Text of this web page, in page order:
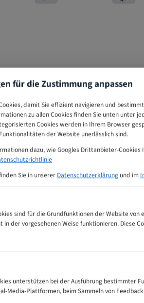
Tabelle
für die Zustimmung anpassen
damit Sie effizient navigieren und
zu allen Cookies finden Sie unten unter
Cookies werden in Ihrem Browser
der Website unerlässlich sind.
dazu, wie Googles Drittanbieter-
Sie in unserer Datenschutzerklärung und im
sind für die Grundfunktionen der Website von
in der vorgesehenen Weise funktionieren. Diese
unterstützen bei der Ausführung bestimmter
Media-Plattformen, beim Sammeln von